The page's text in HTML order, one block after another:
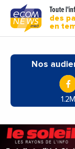
Toute
des
en
Nos
1.2M